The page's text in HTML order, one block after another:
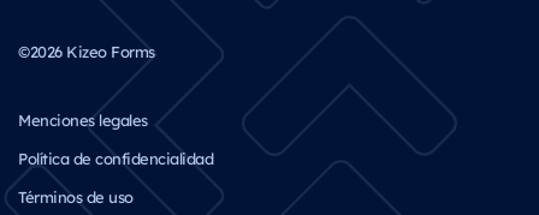
©2026 Kizeo Forms
Menciones legales
Política de confidencialidad
Términos de uso